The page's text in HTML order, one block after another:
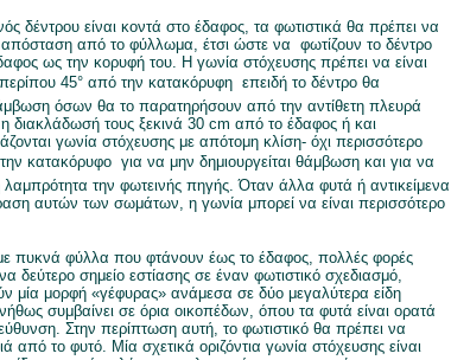
δέντρου είναι κοντά στο έδαφος, τα φωτιστικά θα πρέπει να
απόσταση από το φύλλωμα, έτσι ώστε να φωτίζουν το δέντρο
ως την κορυφή του. Η γωνία στόχευσης πρέπει να είναι
περίπου 45° από την κατακόρυφη  επειδή το δέντρο θα
όσων θα το παρατηρήσουν από την αντίθετη πλευρά
διακλάδωσή τους ξεκινά 30 cm από το έδαφος ή και
γωνία στόχευσης με απότομη κλίση- όχι περισσότερο
κατακόρυφο  για να μην δημιουργείται θάμβωση και για να
λαμπρότητα την φωτεινής πηγής. Όταν άλλα φυτά ή αντικείμενα
αυτών των σωμάτων, η γωνία μπορεί να είναι περισσότερο
πυκνά φύλλα που φτάνουν έως το έδαφος, πολλές φορές
δεύτερο σημείο εστίασης σε έναν φωτιστικό σχεδιασμό,
μία μορφή «γέφυρας» ανάμεσα σε δύο μεγαλύτερα είδη
συμβαίνει σε όρια οικοπέδων, όπου τα φυτά είναι ορατά
Στην περίπτωση αυτή, το φωτιστικό θα πρέπει να
από το φυτό. Μία σχετικά οριζόντια γωνία στόχευσης είναι